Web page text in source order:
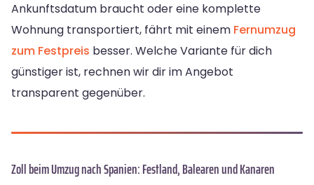
Ankunftsdatum braucht oder eine komplette
Wohnung transportiert, fährt mit einem Fernumzug
zum Festpreis besser. Welche Variante für dich
günstiger ist, rechnen wir dir im Angebot
transparent gegenüber.
Zoll beim Umzug nach Spanien: Festland, Balearen und Kanaren